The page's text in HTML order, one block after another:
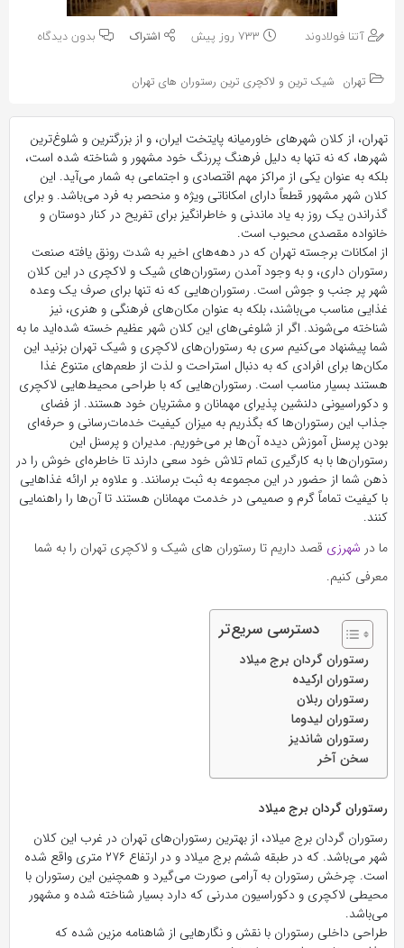
اشتراک
کپی
لینک
آتنا فولادونداشتراک
لینک
بدون دیدگاه
تهران شیک ترین و لاکچری ترین رستوران های تهران
تهران، از کلان شهر‌های خاورمیانه پایتخت ایران، و از بزرگترین و شلوغ‌ترین
شهر‌ها، که نه تنها به دلیل فرهنگ پررنگ خود مشهور و شناخته شده است،
بلکه به عنوان یکی از مراکز مهم اقتصادی و اجتماعی به شمار می‌آید. این
کلان شهر مشهور قطعاً دارای امکاناتی ویژه و منحصر به فرد می‌باشد. و برای
گذراندن یک روز به یاد ماندنی و خاطر‌انگیز برای تفریح در کنار دوستان و
خانواده مقصدی محبوب است.
از امکانات برجسته تهران که در دهه‌های اخیر به شدت رونق یافته صنعت
رستوران داری، و به وجود آمدن رستوران‌های شیک و لاکچری در این کلان
شهر پر جنب و جوش است. رستوران‌هایی که نه تنها برای صرف یک وعده
غذایی مناسب می‌باشند، بلکه به عنوان مکان‌های فرهنگی و هنری، نیز
شناخته می‌شوند. اگر از شلوغی‌های این کلان شهر عظیم خسته شده‌اید ما به
شما پیشنهاد می‌کنیم سری به رستوران‌های لاکچری و شیک تهران بزنید این
مکان‌ها برای افرادی که به دنبال استراحت و لذت از طعم‌های متنوع غذا
هستند بسیار مناسب است. رستوران‌هایی که با طراحی محیط‌هایی لاکچری
و دکوراسیونی دلنشین پذیرای مهمانان و مشتریان خود هستند. از فضای
جذاب این رستوران‌ها که بگذریم به میزان کیفیت خدمات‌رسانی و حرفه‌ای
بودن پرسنل آموزش دیده آن‌ها بر می‌خوریم. مدیران و پرسنل این
رستوران‌ها با به کار‌گیری تمام تلاش خود سعی دارند تا خاطره‌ای خوش را در
ذهن شما از حضور در این مجموعه به ثبت برسانند. و علاوه بر ارائه غذا‌هایی
با کیفیت تماماً گرم و صمیمی در خدمت مهمانان هستند تا آن‌ها را راهنمایی
کنند.
ما در شهرزی قصد داریم تا رستوران های شیک و لاکچری تهران را به شما
معرفی کنیم.
دسترسی سریع‌تر
رستوران گردان برج میلاد
رستوران ارکیده
رستوران ربلان
رستوران لیدوما
رستوران شاندیز
سخن آخر
رستوران گردان برج میلاد
رستوران گردان برج میلاد، از بهترین رستوران‌های تهران در غرب این کلان
شهر می‌باشد. که در طبقه ششم برج میلاد و در ارتفاع ۲۷۶ متری واقع شده
است. چرخش رستوران به آرامی صورت می‌گیرد و همچنین این رستوران با
محیطی لاکچری و دکوراسیون مدرنی که دارد بسیار شناخته شده و مشهور
می‌باشد.
طراحی داخلی رستوران با نقش و نگار‌هایی از شاهنامه مزین شده که